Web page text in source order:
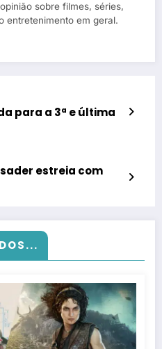
sobre filmes, séries,
entretenimento em geral.
para a 3ª e última
estreia com